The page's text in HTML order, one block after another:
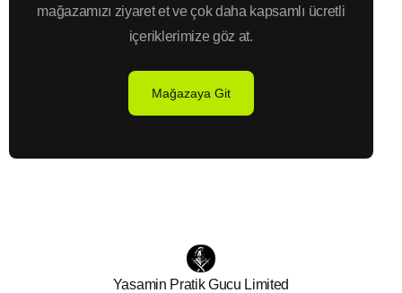
mağazamızı ziyaret et ve çok daha kapsamlı ücretli
içeriklerimize göz at.
Mağazaya Git
Yasamin Pratik Gucu Limited